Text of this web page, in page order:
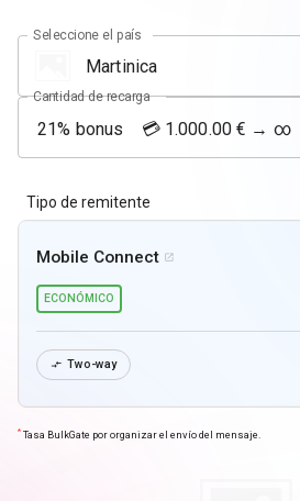
Seleccione el país
Cantidad de recarga
Tipo de remitente
Mobile Connect 
ECONÓMICO
 Two-way
* Tasa BulkGate por organizar el envío del mensaje.